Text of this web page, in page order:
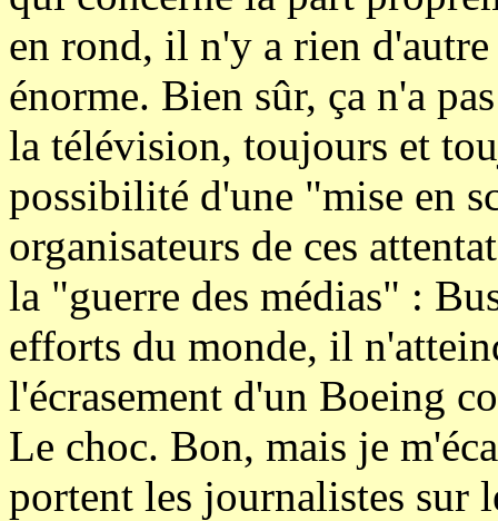
en rond, il n'y a rien
énorme. Bien sûr, ça n'a
la télévision, toujours et
possibilité d'une "mise en
organisateurs de ces
la "guerre des médias" :
efforts du monde, il
l'écrasement d'un Boeing
Le choc. Bon, mais je
portent les journalistes sur